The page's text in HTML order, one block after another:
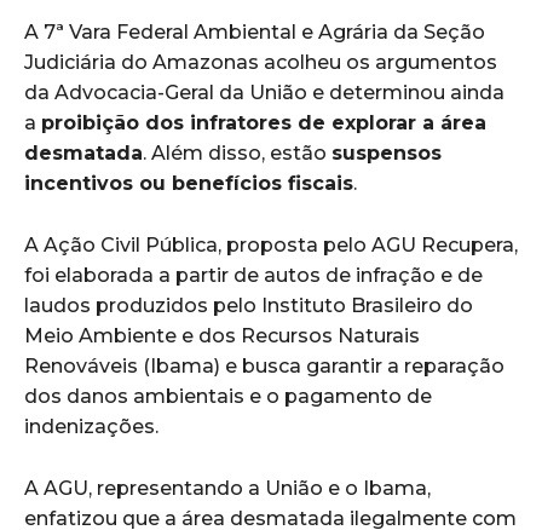
A 7ª Vara Federal Ambiental e Agrária da Seção
Judiciária do Amazonas acolheu os argumentos
da Advocacia-Geral da União e determinou ainda
a proibição dos infratores de explorar a área
desmatada. Além disso, estão suspensos
incentivos ou benefícios fiscais.
A Ação Civil Pública, proposta pelo AGU Recupera,
foi elaborada a partir de autos de infração e de
laudos produzidos pelo Instituto Brasileiro do
Meio Ambiente e dos Recursos Naturais
Renováveis (Ibama) e busca garantir a reparação
dos danos ambientais e o pagamento de
indenizações.
A AGU, representando a União e o Ibama,
enfatizou que a área desmatada ilegalmente com